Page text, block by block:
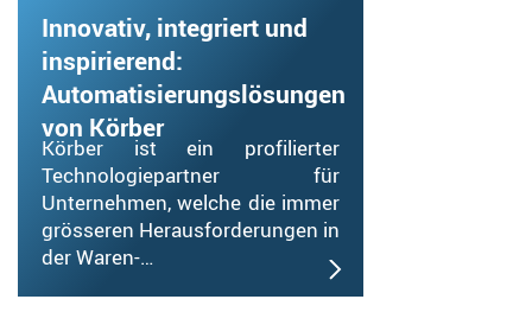
Innovativ, integriert und
inspirierend:
Automatisierungslösungen
von Körber
Körber ist ein profilierter
Technologiepartner für
Unternehmen, welche die immer
grösseren Herausforderungen in
der Waren-…